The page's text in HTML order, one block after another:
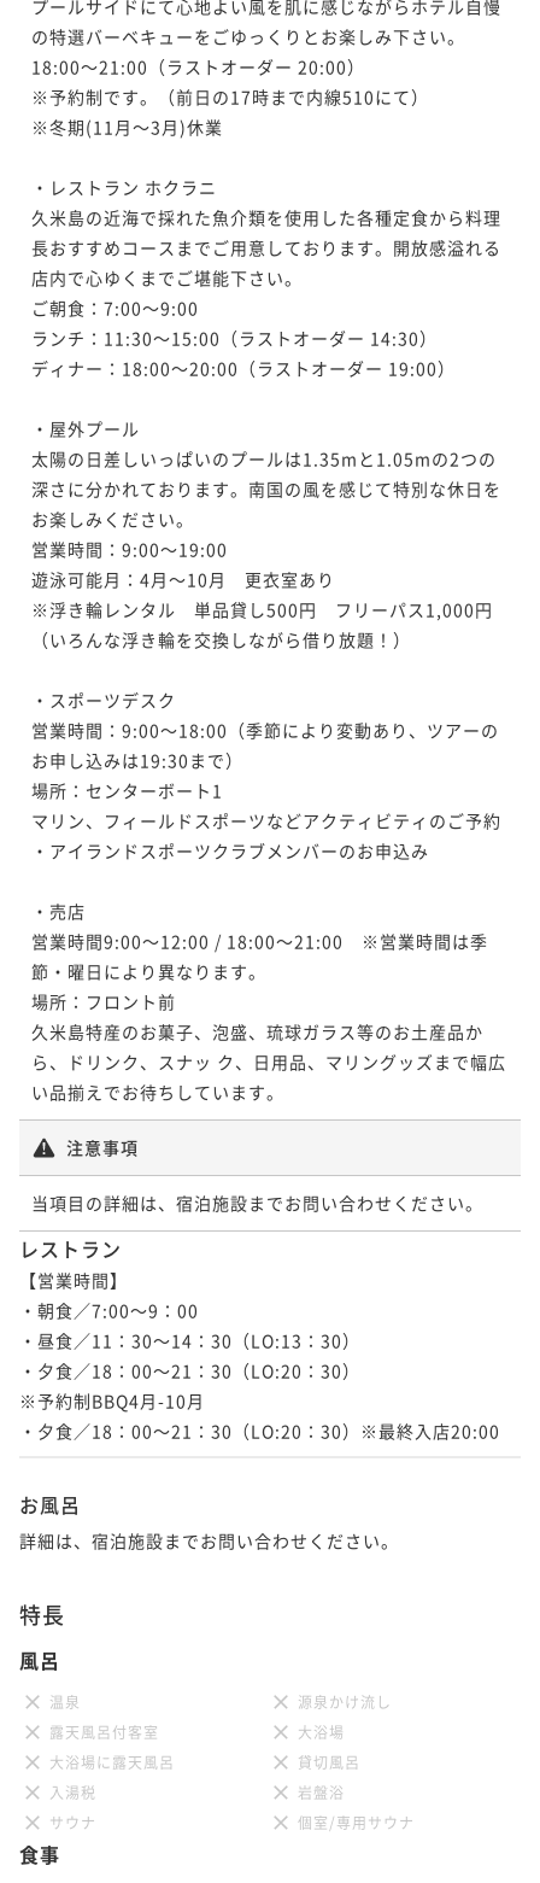
プールサイドにて心地よい風を肌に感じながらホテル自慢
の特選バーベキューをごゆっくりとお楽しみ下さい。
18:00～21:00（ラストオーダー 20:00）
※予約制です。（前日の17時まで内線510にて）
※冬期(11月～3月)休業
・レストラン ホクラニ
久米島の近海で採れた魚介類を使用した各種定食から料理
長おすすめコースまでご用意しております。開放感溢れる
店内で心ゆくまでご堪能下さい。
ご朝食：7:00～9:00
ランチ：11:30～15:00（ラストオーダー 14:30）
ディナー：18:00～20:00（ラストオーダー 19:00）
・屋外プール
太陽の日差しいっぱいのプールは1.35mと1.05mの2つの
深さに分かれております。南国の風を感じて特別な休日を
お楽しみください。
営業時間：9:00～19:00
遊泳可能月：4月～10月　更衣室あり
※浮き輪レンタル　単品貸し500円　フリーパス1,000円
（いろんな浮き輪を交換しながら借り放題！）
・スポーツデスク
営業時間：9:00～18:00（季節により変動あり、ツアーの
お申し込みは19:30まで）
場所：センターボート1
マリン、フィールドスポーツなどアクティビティのご予約
・アイランドスポーツクラブメンバーのお申込み
・売店
営業時間9:00～12:00 / 18:00～21:00　※営業時間は季
節・曜日により異なります。
場所：フロント前
久米島特産のお菓子、泡盛、琉球ガラス等のお土産品か
ら、ドリンク、スナッ ク、日用品、マリングッズまで幅広
い品揃えでお待ちしています。
注意事項
当項目の詳細は、宿泊施設までお問い合わせください。
レストラン
【営業時間】
・朝食／7:00～9：00
・昼食／11：30～14：30（LO:13：30）
・夕食／18：00～21：30（LO:20：30）
※予約制BBQ4月-10月
・夕食／18：00～21：30（LO:20：30）※最終入店20:00
お風呂
詳細は、宿泊施設までお問い合わせください。
特長
風呂
温泉
源泉かけ流し
露天風呂付客室
大浴場
大浴場に露天風呂
貸切風呂
入湯税
岩盤浴
サウナ
個室/専用サウナ
食事